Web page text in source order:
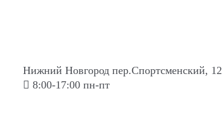
Нижний Новгород пер.Спортсменский, 12
8:00-17:00 пн-пт